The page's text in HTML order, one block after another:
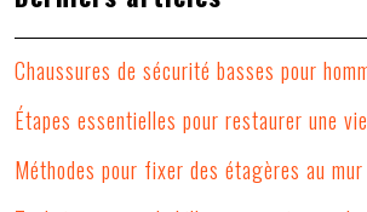
Chaussures de sécurité basses pour
Étapes essentielles pour restaurer une
Méthodes pour fixer des étagères au